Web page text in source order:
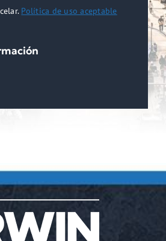
Política de uso aceptable